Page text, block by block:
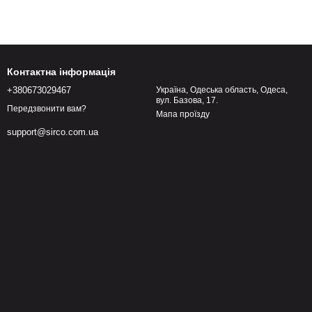
Контактна інформація
+380673029467
Передзвонити вам?
support@sirco.com.ua
Україна, Одеська область, Одеса,
вул. Базова, 17.
Мапа проїзду